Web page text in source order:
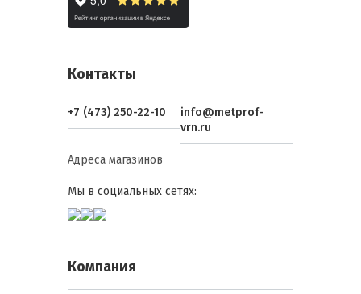
Коррозионная стойкость:
воздействий, что делает такие
использования в агрессивных
листы могут быть покрыты
цветов, что позволяет учитывать
дизайнерские требования
Контакты
+7 (473) 250-22-10
info@metprof-
vrn.ru
Адреса магазинов
Мы в социальных сетях:
Компания